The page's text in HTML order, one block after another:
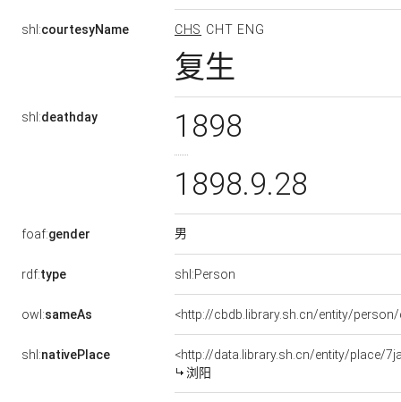
shl:courtesyName CHS CHT ENG
复生
shl:deathday
1898
1898.9.28
foaf:gender 男
rdf:type shl:Person
owl:sameAs <http://cbdb.library.sh.cn/entity/
shl:nativePlace
<http://data.library.sh.cn/entity/place/
浏阳